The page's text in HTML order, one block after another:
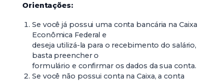
Orientações:
Se você já possui uma conta bancária na Caixa
Econômica Federal e
deseja utilizá-la para o recebimento do salário,
basta preencher o
formulário e confirmar os dados da sua conta.
Se você não possui conta na Caixa, a conta